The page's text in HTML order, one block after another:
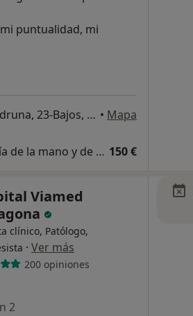
puntualidad, mi
Cl. Sta. Joaquima de Vedruna, 23-Bajos, Tarragona • Mapa
Primera visita en cirugía de la mano y de la muñeca 150 €
Viamed
clínico, Patólogo,
· Ver más
200 opiniones
2